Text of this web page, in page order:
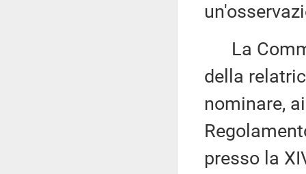
La
della
nominare,
presso la